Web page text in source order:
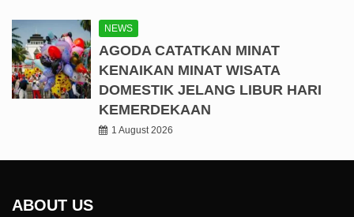
NEWS
AGODA CATATKAN MINAT
KENAIKAN MINAT WISATA
DOMESTIK JELANG LIBUR HARI
KEMERDEKAAN
1 August 2026
ABOUT US